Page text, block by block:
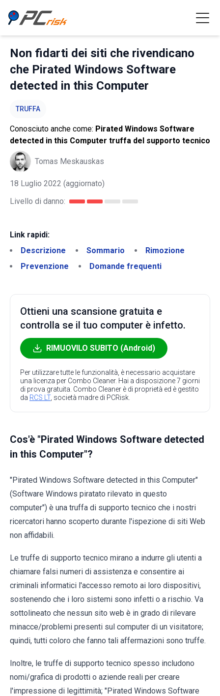
Non fidarti dei siti che rivendicano
che Pirated Windows Software
detected in this Computer
TRUFFA
Conosciuto anche come: Pirated Windows Software
detected in this Computer truffa del supporto tecnico
Tomas Meskauskas
18 Luglio 2022 (aggiornato)
Livello di danno:
Link rapidi:
Descrizione
Sommario
Rimozione
Prevenzione
Domande frequenti
Ottieni una scansione gratuita e
controlla se il tuo computer è infetto.
RIMUOVILO SUBITO (Android)
Per utilizzare tutte le funzionalità, è necessario acquistare
una licenza per Combo Cleaner. Hai a disposizione 7 giorni
di prova gratuita. Combo Cleaner è di proprietà ed è gestito
da RCS LT, società madre di PCRisk.
Cos'è "Pirated Windows Software detected
in this Computer"?
"Pirated Windows Software detected in this Computer"
(Software Windows piratato rilevato in questo
computer") è una truffa di supporto tecnico che i nostri
ricercatori hanno scoperto durante l'ispezione di siti Web
non affidabili.
Le truffe di supporto tecnico mirano a indurre gli utenti a
chiamare falsi numeri di assistenza e consentire ai
criminali informatici l'accesso remoto ai loro dispositivi,
sostenendo che i loro sistemi sono infetti o a rischio. Va
sottolineato che nessun sito web è in grado di rilevare
minacce/problemi presenti sul computer di un visitatore;
quindi, tutti coloro che fanno tali affermazioni sono truffe.
Inoltre, le truffe di supporto tecnico spesso includono
nomi/grafica di prodotti o aziende reali per creare
l'impressione di legittimità; "Pirated Windows Software